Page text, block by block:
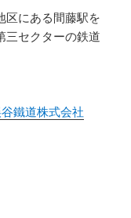
区にある間藤駅を
三セクターの鉄道
鐵道株式会社